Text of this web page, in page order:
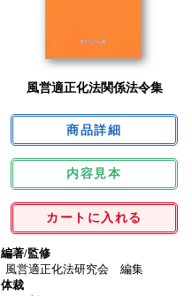
風営適正化法関係法令集
内容見本
カートに入れる
編著/監修
風営適正化法研究会 編集
体裁